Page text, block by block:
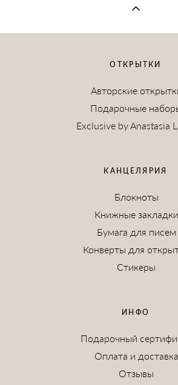
ОТКРЫТКИ
Авторские
Подарочные
Exclusive by Anastasia
КАНЦЕЛЯРИЯ
Блокноты
Книжные закладки
Бумага для писем
Конверты для
Стикеры
ИНФО
Подарочный
Оплата и доставка
Отзывы